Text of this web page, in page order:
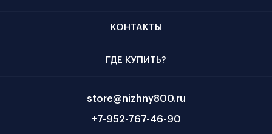
КОНТАКТЫ
ГДЕ КУПИТЬ?
store@nizhny800.ru
+7-952-767-46-90